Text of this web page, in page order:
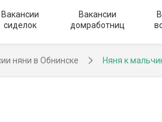
Вакансии
сиделок
Вакансии
домработниц
няни в Обнинске Няня к